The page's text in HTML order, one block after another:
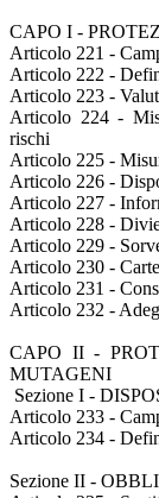
CAPO I -
Articolo 221 -
Articolo 222 -
Articolo 223 -
Articolo 224 -
rischi
Articolo 225 -
Articolo 226 -
Articolo 227 -
Articolo 228 -
Articolo 229 -
Articolo 230 -
Articolo 231 -
Articolo 232 -
CAPO II -
MUTAGENI
Sezione I -
Articolo 233 -
Articolo 234 -
Sezione II -